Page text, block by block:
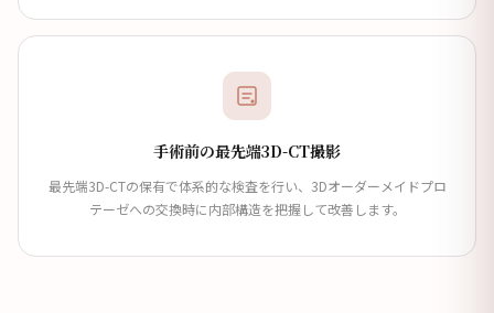
手術前の最先端3D-CT撮影
最先端3D-CTの保有で体系的な検査を行い、3Dオーダーメイドプロ
テーゼへの交換時に内部構造を把握して改善します。